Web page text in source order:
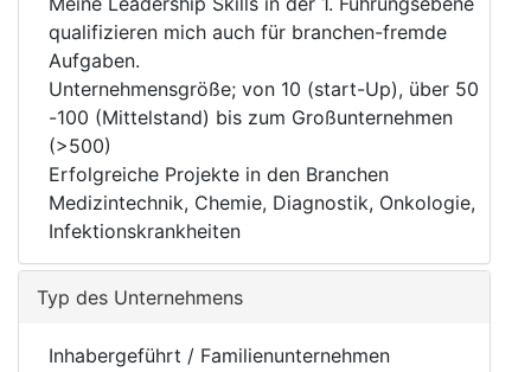
qualifizieren mich auch für branchen-fremde
Aufgaben.
Unternehmensgröße; von 10 (start-Up), über 50
-100 (Mittelstand) bis zum Großunternehmen
(>500)
Erfolgreiche Projekte in den Branchen
Medizintechnik, Chemie, Diagnostik, Onkologie,
Infektionskrankheiten
Typ des Unternehmens
Inhabergeführt / Familienunternehmen